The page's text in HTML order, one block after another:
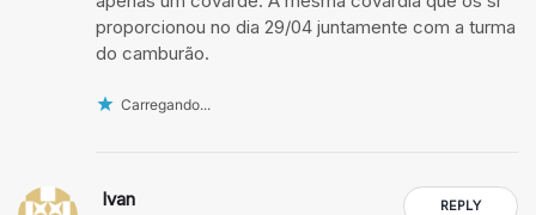
proporcionou no dia 29/04 juntamente com a turma
do camburão.
Carregando...
REPLY
Ivan